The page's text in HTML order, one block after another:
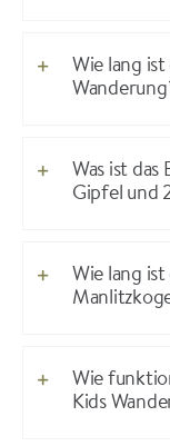
Wie lang
Was ist
Gipfel und
Wie lang
Wie
Kids